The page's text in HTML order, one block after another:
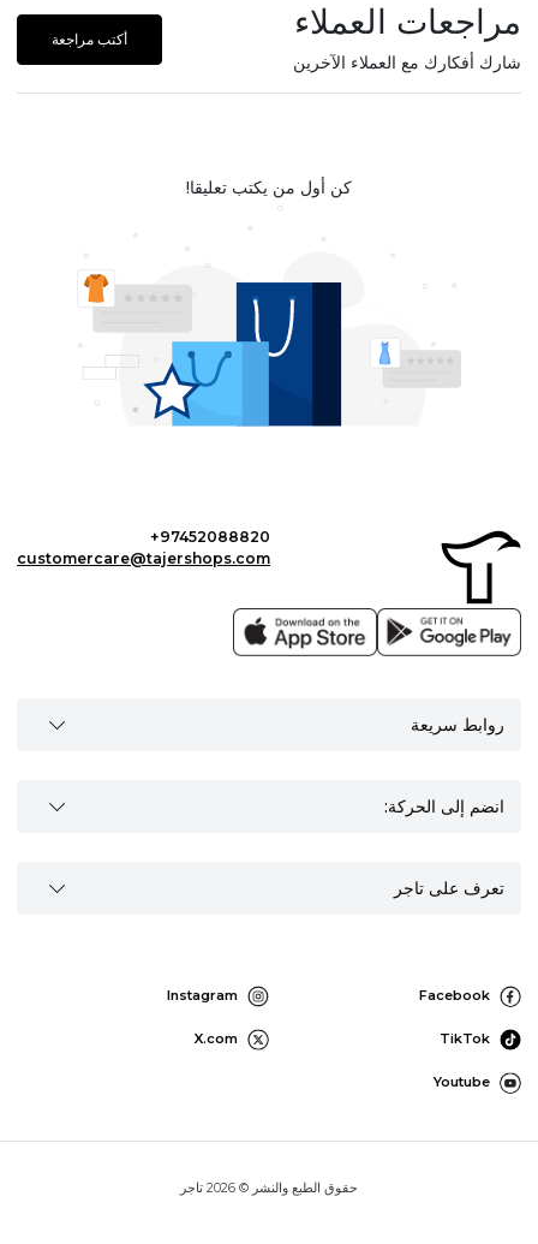
مراجعات العملاء
شارك أفكارك مع العملاء الآخرين
أكتب مراجعة
كن أول من يكتب تعليقا!
+97452088820
customercare@tajershops.com
روابط سريعة
انضم إلى الحركة:
تعرف على تاجر
Facebook
Instagram
TikTok
X.com
Youtube
حقوق الطبع والنشر © 2026 تاجر